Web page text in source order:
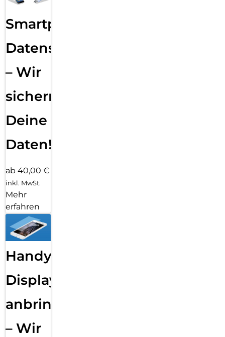
Smartphone
Datensicherung
– Wir
sichern
Deine
Daten!
ab 40,00 €
inkl. MwSt.
Mehr
erfahren
Handy
Displayfolie
anbringen
– Wir